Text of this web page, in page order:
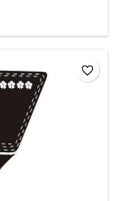
favorite_border